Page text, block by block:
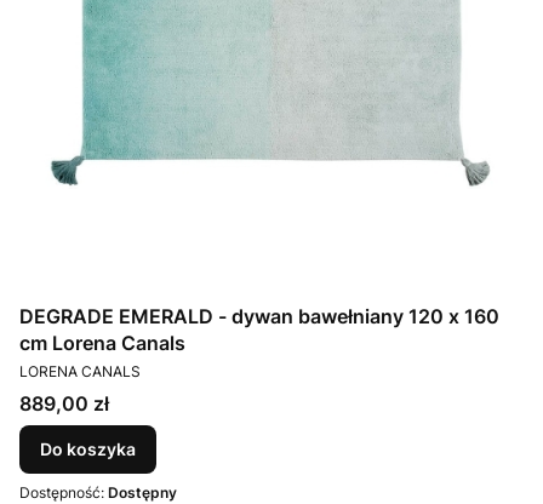
DEGRADE EMERALD - dywan bawełniany 120 x 160
cm Lorena Canals
PRODUCENT
LORENA CANALS
Cena
889,00 zł
Do koszyka
Dostępność: Dostępny